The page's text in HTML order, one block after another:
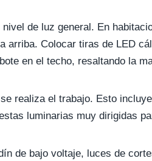
de luz general. En
arriba. Colocar tiras de LED
en el techo, resaltando la
realiza el trabajo. Esto
luminarias muy dirigidas
de bajo voltaje, luces de